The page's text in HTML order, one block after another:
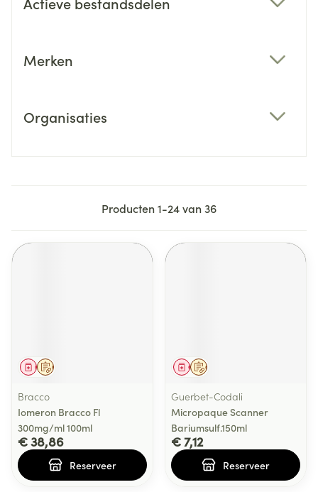
Merken
Organisaties
Producten1-24van36
Op voorschrift
Geneesmiddel
Bracco
Iomeron Bracco Fl
300mg/ml 100ml
€ 38,86
Reserveer
Op voorschrift
Geneesmiddel
Guerbet-Codali
Micropaque Scanner
Bariumsulf.150ml
€ 7,12
Reserveer